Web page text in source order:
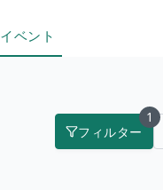
イベント
フィルター
1